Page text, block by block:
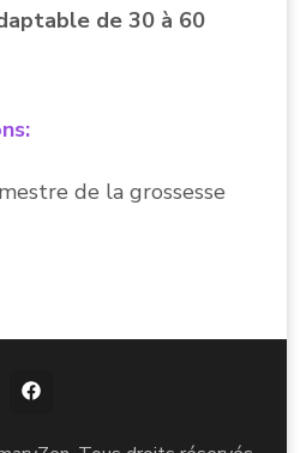
de 30 à 60
de la grossesse